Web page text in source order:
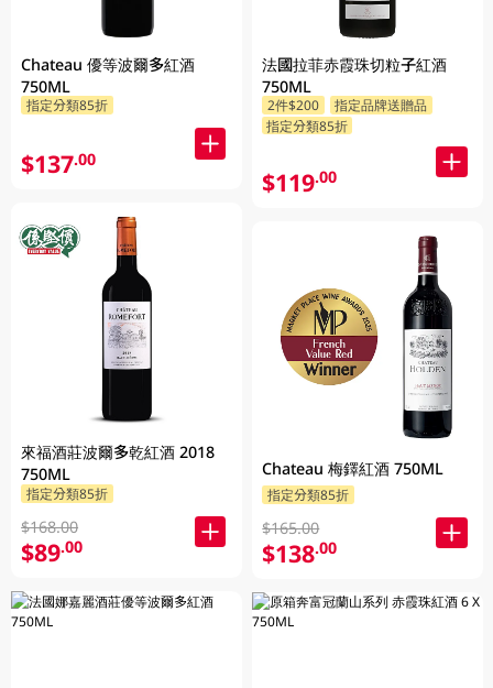
Chateau 優等波爾多紅酒
750ML
指定分類85折
$137.00
來福酒莊波爾多乾紅酒 2018
750ML
指定分類85折
$168.00
$89.00
法國拉菲赤霞珠切粒子紅酒
750ML
2件$200
指定品牌送贈品
指定分類85折
$119.00
Chateau 梅鐸紅酒 750ML
指定分類85折
$165.00
$138.00